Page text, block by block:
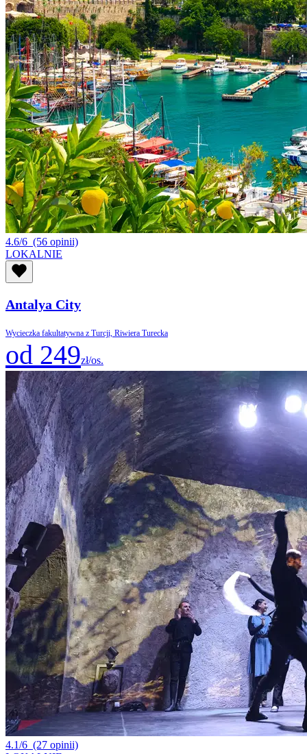
4.6/6 (56 opinii)
LOKALNIE
Antalya City
Wycieczka fakultatywna z Turcji, Riwiera Turecka
od 249zł/os.
4.1/6 (27 opinii)